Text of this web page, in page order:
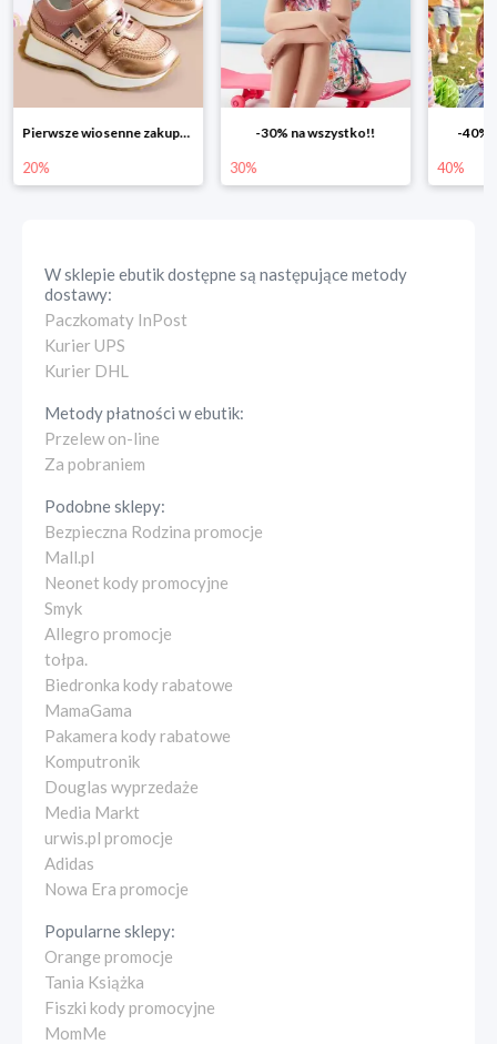
-30% na wszystko!!
30%
-40% na drugą sztukę
40% 25%
W sklepieebutikdostępne są następujące metody
dostawy:
Paczkomaty InPost
Kurier UPS
Kurier DHL
Metody płatności webutik:
Przelew on-line
Za pobraniem
Podobne sklepy:
Bezpieczna Rodzina promocje
Mall.pl
Neonet kody promocyjne
Smyk
Allegro promocje
tołpa.
Biedronka kody rabatowe
MamaGama
Pakamera kody rabatowe
Komputronik
Douglas wyprzedaże
Media Markt
urwis.pl promocje
Adidas
Nowa Era promocje
Popularne sklepy:
Orange promocje
Tania Książka
Fiszki kody promocyjne
MomMe